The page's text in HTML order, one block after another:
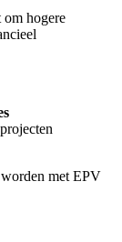
om hogere
met EPV